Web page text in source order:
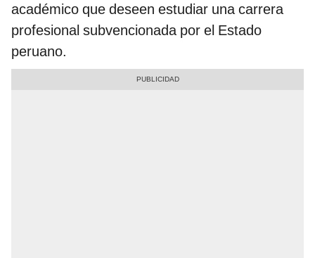
académico que deseen estudiar una carrera
profesional subvencionada por el Estado
peruano.